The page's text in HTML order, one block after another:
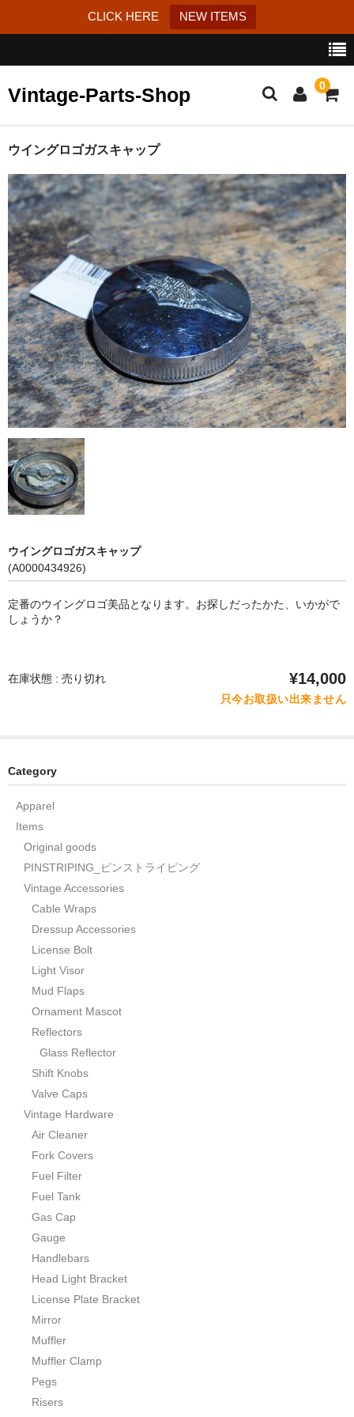
CLICK HERE NEW ITEMS
Vintage-Parts-Shop 0
カート
ブログ
Instagram
はじめての方へ
お問い合わせ
特定商取引法に基づく表記
ウイングロゴガスキャップ
ウイングロゴガスキャップ
(A0000434926)
定番のウイングロゴ美品となります。お探しだったかた、いかがで
しょうか？
在庫状態 : 売り切れ ¥14,000
只今お取扱い出来ません
Category
Apparel
Items
Original goods
PINSTRIPING_ピンストライピング
Vintage Accessories
Cable Wraps
Dressup Accessories
License Bolt
Light Visor
Mud Flaps
Ornament Mascot
Reflectors
Glass Reflector
Shift Knobs
Valve Caps
Vintage Hardware
Air Cleaner
Fork Covers
Fuel Filter
Fuel Tank
Gas Cap
Gauge
Handlebars
Head Light Bracket
License Plate Bracket
Mirror
Muffler
Muffler Clamp
Pegs
Risers